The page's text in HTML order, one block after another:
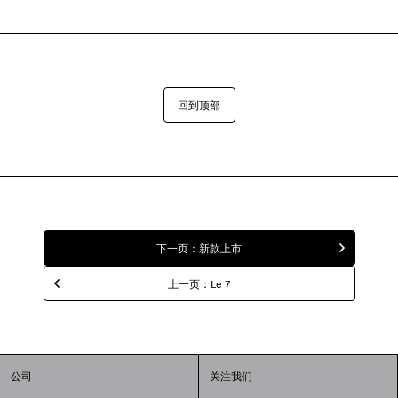
回到顶部
下一页：新款上市
上一页：Le 7
公司 关注我们